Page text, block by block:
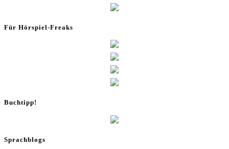
Für Hör­spiel-Freaks
Buch­tipp!
Sprachblogs